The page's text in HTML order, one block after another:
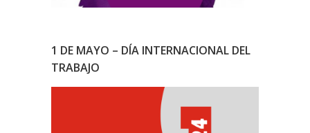
1 DE MAYO – DÍA INTERNACIONAL DEL
TRABAJO